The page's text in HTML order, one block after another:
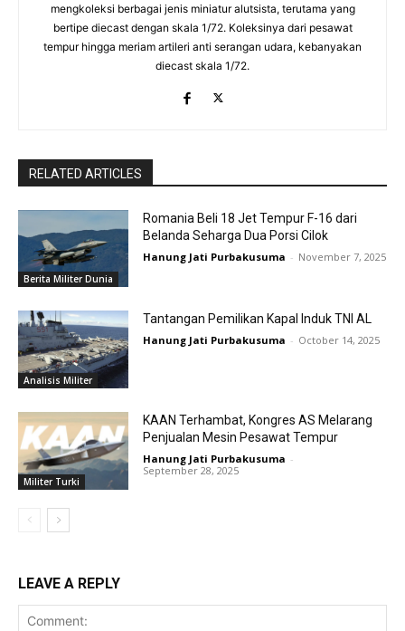
mengkoleksi berbagai jenis miniatur alutsista, terutama yang
bertipe diecast dengan skala 1/72. Koleksinya dari pesawat
tempur hingga meriam artileri anti serangan udara, kebanyakan
diecast skala 1/72.
RELATED ARTICLES
Berita Militer Dunia
Romania Beli 18 Jet Tempur F-16 dari
Belanda Seharga Dua Porsi Cilok
Hanung Jati Purbakusuma - November 7, 2025
Analisis Militer
Tantangan Pemilikan Kapal Induk TNI AL
Hanung Jati Purbakusuma - October 14, 2025
Militer Turki
KAAN Terhambat, Kongres AS Melarang
Penjualan Mesin Pesawat Tempur
Hanung Jati Purbakusuma -
September 28, 2025
LEAVE A REPLY